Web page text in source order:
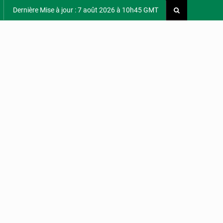
Dernière Mise à jour : 7 août 2026 à 10h45 GMT